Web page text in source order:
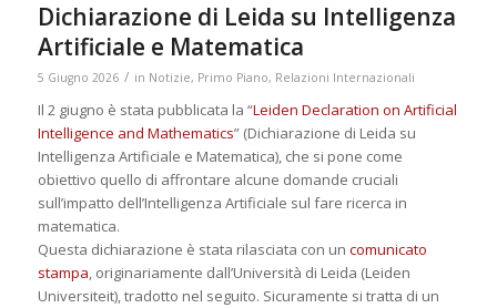
Dichiarazione di Leida su Intelligenza
Artificiale e Matematica
5 Giugno 2026 / in Notizie, Primo Piano, Relazioni Internazionali
Il 2 giugno è stata pubblicata la “Leiden Declaration on Artificial
Intelligence and Mathematics” (Dichiarazione di Leida su
Intelligenza Artificiale e Matematica), che si pone come
obiettivo quello di affrontare alcune domande cruciali
sull’impatto dell’Intelligenza Artificiale sul fare ricerca in
matematica.
Questa dichiarazione è stata rilasciata con un comunicato
stampa, originariamente dall’Università di Leida (Leiden
Universiteit), tradotto nel seguito. Sicuramente si tratta di un